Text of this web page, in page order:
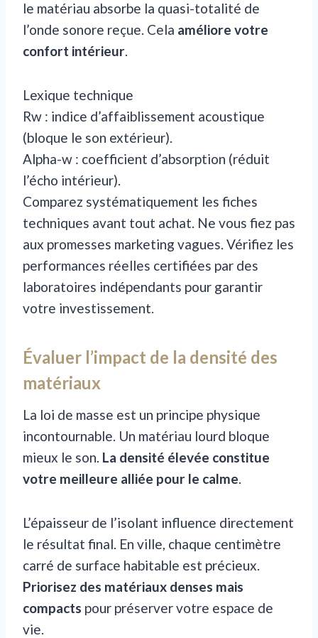
le matériau absorbe la quasi-totalité de
l’onde sonore reçue. Cela améliore votre
confort intérieur.
Lexique technique
Rw : indice d’affaiblissement acoustique
(bloque le son extérieur).
Alpha-w : coefficient d’absorption (réduit
l’écho intérieur).
Comparez systématiquement les fiches
techniques avant tout achat. Ne vous fiez pas
aux promesses marketing vagues. Vérifiez les
performances réelles certifiées par des
laboratoires indépendants pour garantir
votre investissement.
Évaluer l’impact de la densité des
matériaux
La loi de masse est un principe physique
incontournable. Un matériau lourd bloque
mieux le son. La densité élevée constitue
votre meilleure alliée pour le calme.
L’épaisseur de l’isolant influence directement
le résultat final. En ville, chaque centimètre
carré de surface habitable est précieux.
Priorisez des matériaux denses mais
compacts pour préserver votre espace de
vie.